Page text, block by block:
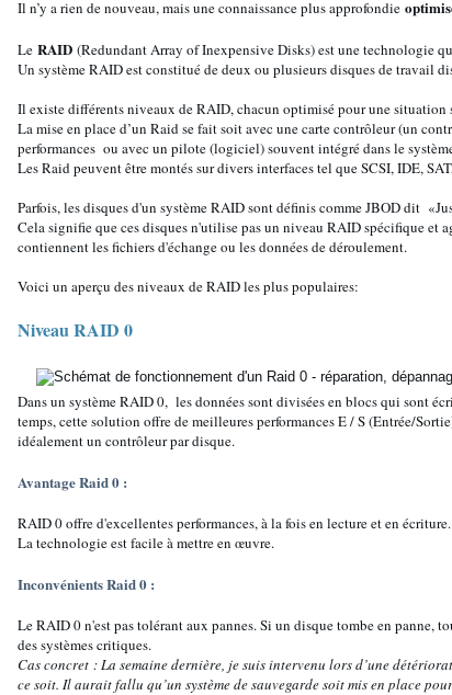
Il n’y a rien de nouveau, mais une connaissance plus approfondie
Le RAID (Redundant Array of Inexpensive Disks) est une technologie
Un système RAID est constitué de deux ou plusieurs disques de travail
Il existe différents niveaux de RAID, chacun optimisé pour une situation
La mise en place d’un Raid se fait soit avec une carte contrôleur (un
performances ou avec un pilote (logiciel) souvent intégré dans le
Les Raid peuvent être montés sur divers interfaces tel que SCSI, IDE,
Parfois, les disques d'un système RAID sont définis comme JBOD dit
Cela signifie que ces disques n'utilise pas un niveau RAID spécifique et
contiennent les fichiers d'échange ou les données de déroulement.
Voici un aperçu des niveaux de RAID les plus populaires:
Niveau RAID 0
Dans un système RAID 0, les données sont divisées en blocs qui sont
temps, cette solution offre de meilleures performances E / S (Entrée/
idéalement un contrôleur par disque.
Avantage Raid 0 :
RAID 0 offre d'excellentes performances, à la fois en lecture et en
La technologie est facile à mettre en œuvre.
Inconvénients Raid 0 :
Le RAID 0 n'est pas tolérant aux pannes. Si un disque tombe en panne,
des systèmes critiques.
Cas concret : La semaine dernière, je suis intervenu lors d’une
ce soit. Il aurait fallu qu’un système de sauvegarde soit mis en place